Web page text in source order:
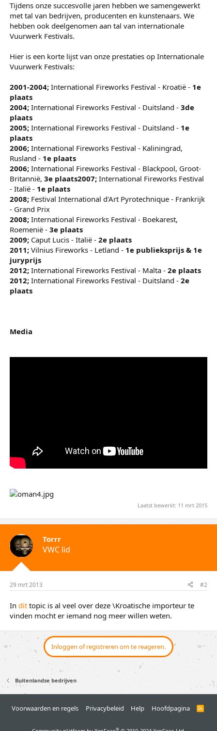
Tijdens onze succesvolle jaren hebben we samengewerkt
met tal van bedrijven, producenten en kunstenaars. We
hebben ook deelgenomen aan tal van internationale
Vuurwerk Festivals.
Hier is een korte lijst van onze prestaties op Internationale
Vuurwerk Festivals:
2001-2004; International Fireworks Festival - Kroatië - 1e
plaats
2004; International Fireworks Festival - Duitsland - 3de
plaats
2005; International Fireworks Festival - Duitsland - 1e
plaats
2006; International Fireworks Festival - Kaliningrad,
Rusland - 1e plaats
2006; International Fireworks Festival - Blackpool, Groot-
Britannië, 3e plaats2007; International Fireworks Festival
- Italië - 1e plaats
2008; Festival International d'Art Pyrotechnique - Frankrijk
- Grand Prix
2008; International Fireworks Festival - Boekarest,
Roemenië - 3e plaats
2009; Caput Lucis - Italië - 2e plaats
2011; Vilnius Fireworks - Letland - 1e publieksprijs & 1e
juryprijs
2012; International Fireworks Festival - Malta - 2e plaats
2012; International Fireworks Festival - Duitsland - 2e
plaats
Media
Laatst bewerkt: 11 mrt 2015
Torrr
VWC lid
29 mrt 2013 #2
In dit topic is al veel over deze \Kroatische importeur te
vinden mocht er iemand nog meer willen weten.
Inloggen of registreren om te reageren.
Buitenlandse bedrijven
Voorwaarden en regels Privacybeleid Help Hoofdpagina
R
®